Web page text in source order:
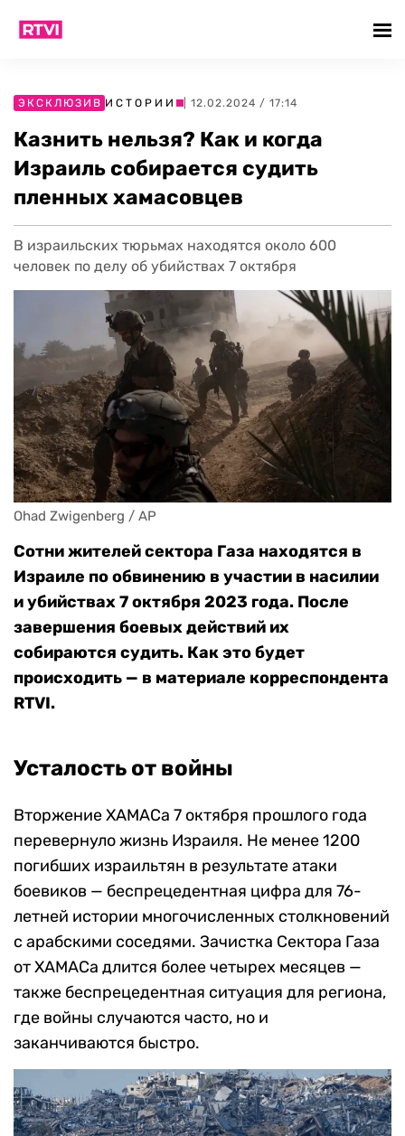
ЭКСКЛЮЗИВ ИСТОРИИ | 12.02.2024 / 17:14
Казнить нельзя? Как и когда
Израиль собирается судить
пленных хамасовцев
В израильских тюрьмах находятся около 600
человек по делу об убийствах 7 октября
Ohad Zwigenberg / AP
Сотни жителей сектора Газа находятся в
Израиле по обвинению в участии в насилии
и убийствах 7 октября 2023 года. После
завершения боевых действий их
собираются судить. Как это будет
происходить — в материале корреспондента
RTVI.
Усталость от войны
Вторжение ХАМАСа 7 октября прошлого года
перевернуло жизнь Израиля. Не менее 1200
погибших израильтян в результате атаки
боевиков — беспрецедентная цифра для 76-
летней истории многочисленных столкновений
с арабскими соседями. Зачистка Сектора Газа
от ХАМАСа длится более четырех месяцев —
также беспрецедентная ситуация для региона,
где войны случаются часто, но и
заканчиваются быстро.